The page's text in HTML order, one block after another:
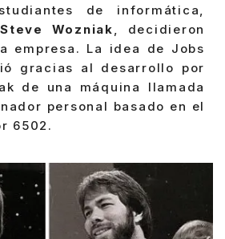
de informática,
Wozniak, decidieron
empresa. La idea de Jobs
gracias al desarrollo por
de una máquina llamada
personal basado en el
6502.